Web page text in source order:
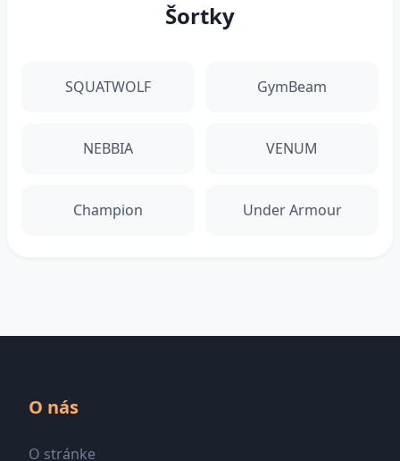
Šortky
SQUATWOLF GymBeam
NEBBIA VENUM
Champion Under Armour
O nás
O stránke